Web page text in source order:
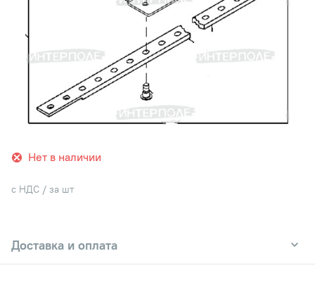
Нет в наличии
с НДС / за шт
Доставка и оплата